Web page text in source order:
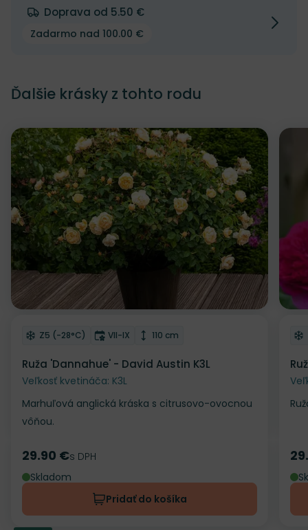
Doprava od 5.50 €
Zadarmo nad 100.00 €
Ďalšie krásky z tohto rodu
Odober do zoznamu želaní
Mrazuvzdornosť
Z5 (-28°C) Doba kvitnutia
VII-IX Výška rastliny
110 cm
Ruža 'Dannahue' - David Austin K3L
Veľkosť kvetináča: K3L
Marhuľová anglická kráska s citrusovo-ovocnou
vôňou.
Cena
29.90 €s DPH
Skladom
Pridať do košíka